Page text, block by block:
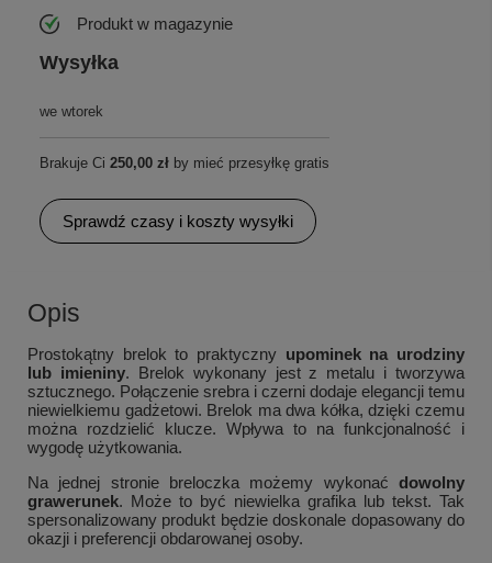
Produkt w magazynie
Wysyłka
we wtorek
Brakuje Ci 250,00 zł by mieć przesyłkę gratis
Sprawdź czasy i koszty wysyłki
Opis
Prostokątny brelok to praktyczny upominek na urodziny
lub imieniny. Brelok wykonany jest z metalu i tworzywa
sztucznego. Połączenie srebra i czerni dodaje elegancji temu
niewielkiemu gadżetowi. Brelok ma dwa kółka, dzięki czemu
można rozdzielić klucze. Wpływa to na funkcjonalność i
wygodę użytkowania.
Na jednej stronie breloczka możemy wykonać dowolny
grawerunek. Może to być niewielka grafika lub tekst. Tak
spersonalizowany produkt będzie doskonale dopasowany do
okazji i preferencji obdarowanej osoby.